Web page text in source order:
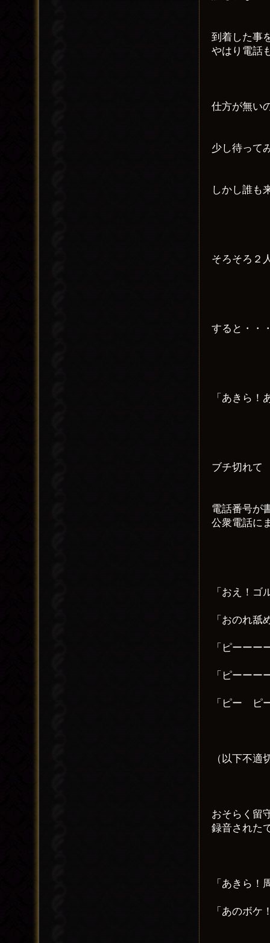
到着した事
やはり電話
仕方が無い
少し待って
しかし誰も
そろそろ２
すると・・
「あきら
ブチ切れ
電話番号が
公衆電話に
「おえ！ゴ
「おのれ舐
「ピーーー
「ピーーー
「ピー ピ
（以下不
おそらく留
録音された
「あきら！
「あのボ